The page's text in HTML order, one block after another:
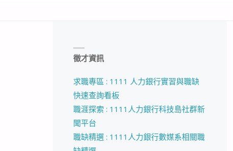
徵才資訊
求職專區 : 1111 人力銀行實習與職缺
快速查詢看板
職涯探索 : 1111人力銀行科技島社群新
聞平台
職缺精選 : 1111人力銀行數媒系相關職